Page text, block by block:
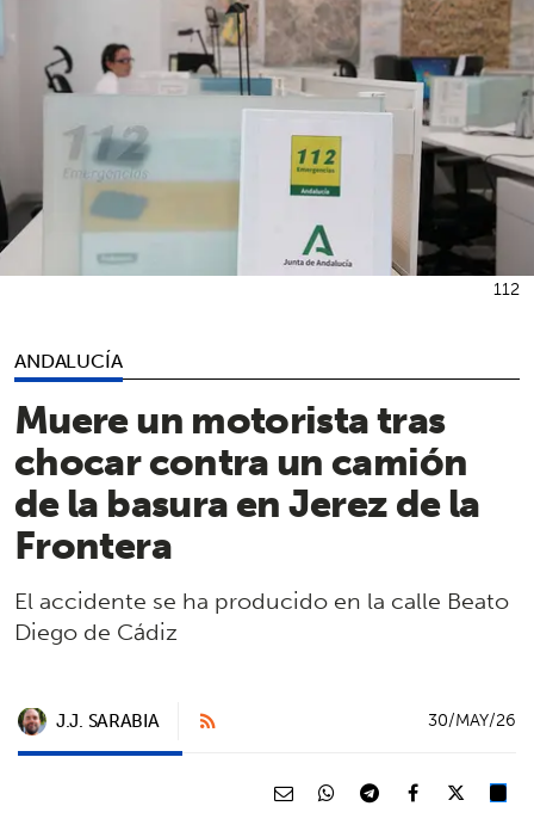
ANDALUCÍA
Muere un motorista tras
chocar contra un camión
de la basura en Jerez de la
Frontera
El accidente se ha producido en la calle Beato
Diego de Cádiz
112
J.J. SARABIA 30/MAY/26